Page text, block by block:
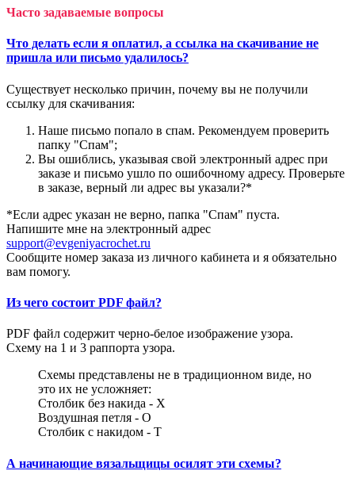
Часто задаваемые вопросы
Что делать если я оплатил, а ссылка на скачивание не
пришла или письмо удалилось?
Существует несколько причин, почему вы не получили
ссылку для скачивания:
Наше письмо попало в спам. Рекомендуем проверить
папку "Спам";
Вы ошиблись, указывая свой электронный адрес при
заказе и письмо ушло по ошибочному адресу. Проверьте
в заказе, верный ли адрес вы указали?*
*Если адрес указан не верно, папка "Спам" пуста.
Напишите мне на электронный адрес
support@evgeniyacrochet.ru
Сообщите номер заказа из личного кабинета и я обязательно
вам помогу.
Из чего состоит PDF файл?
PDF файл содержит черно-белое изображение узора.
Схему на 1 и 3 раппорта узора.
Схемы представлены не в традиционном виде, но
это их не усложняет:
Столбик без накида - Х
Воздушная петля - О
Столбик с накидом - Т
А начинающие вязальщицы осилят эти схемы?